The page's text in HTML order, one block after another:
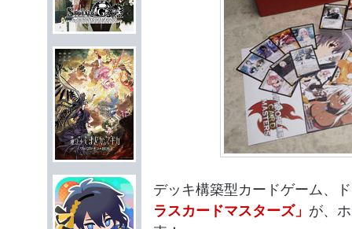
デッキ構築型カードゲーム、
ラスカードマスターズ」 が、